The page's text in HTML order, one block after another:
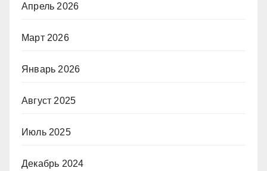
Апрель 2026
Март 2026
Январь 2026
Август 2025
Июль 2025
Декабрь 2024